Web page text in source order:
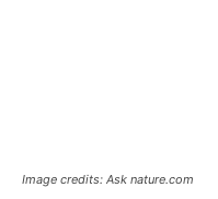
Image credits: Ask nature.com